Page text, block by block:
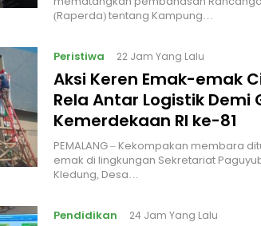
(Raperda) tentang Kampung…
Peristiwa 22 Jam Yang Lalu
Aksi Keren Emak-emak
Rela Antar Logistik Demi
Kemerdekaan RI ke-81
PEMALANG – Kekompakan membara
emak di lingkungan Sekretariat
Kledung, Desa…
Pendidikan 24 Jam Yang Lalu